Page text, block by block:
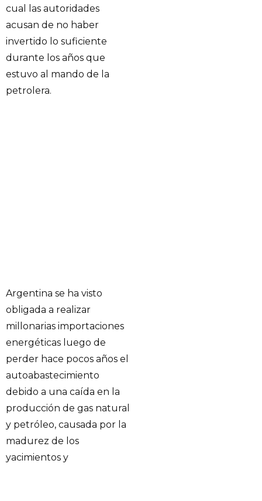
cual las autoridades
acusan de no haber
invertido lo suficiente
durante los años que
estuvo al mando de la
petrolera.
Argentina se ha visto
obligada a realizar
millonarias importaciones
energéticas luego de
perder hace pocos años el
autoabastecimiento
debido a una caída en la
producción de gas natural
y petróleo, causada por la
madurez de los
yacimientos y